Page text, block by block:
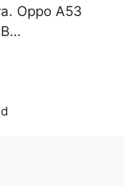
Oppo A53